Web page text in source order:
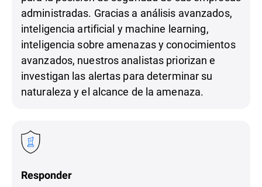
administradas. Gracias a análisis avanzados,
inteligencia artificial y machine learning,
inteligencia sobre amenazas y conocimientos
avanzados, nuestros analistas priorizan e
investigan las alertas para determinar su
naturaleza y el alcance de la amenaza.
Responder